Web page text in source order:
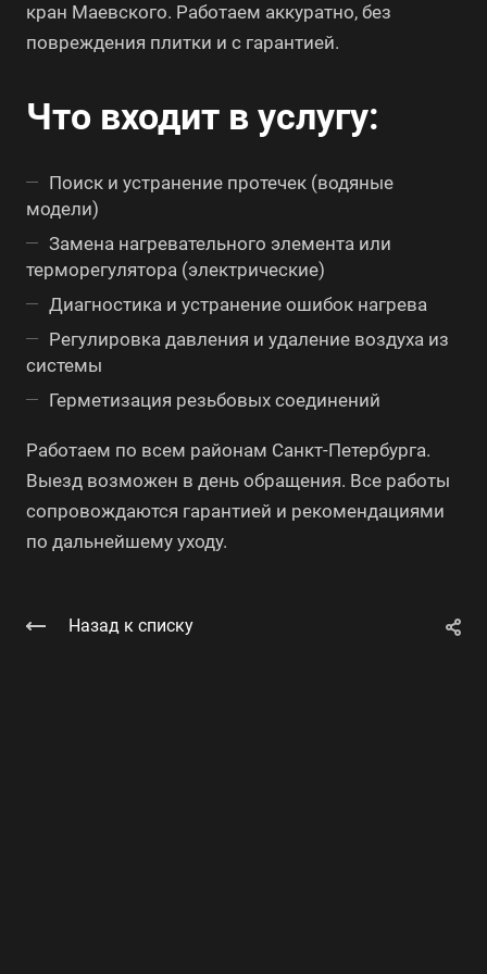
кран Маевского. Работаем аккуратно, без
повреждения плитки и с гарантией.
Что входит в услугу:
Поиск и устранение протечек (водяные
модели)
Замена нагревательного элемента или
терморегулятора (электрические)
Диагностика и устранение ошибок нагрева
Регулировка давления и удаление воздуха из
системы
Герметизация резьбовых соединений
Работаем по всем районам Санкт-Петербурга.
Выезд возможен в день обращения. Все работы
сопровождаются гарантией и рекомендациями
по дальнейшему уходу.
Назад к списку